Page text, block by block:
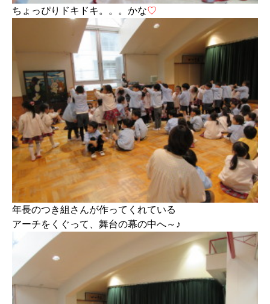
ちょっぴりドキドキ。。。かな♡
年長のつき組さんが作ってくれている
アーチをくぐって、舞台の幕の中へ～♪